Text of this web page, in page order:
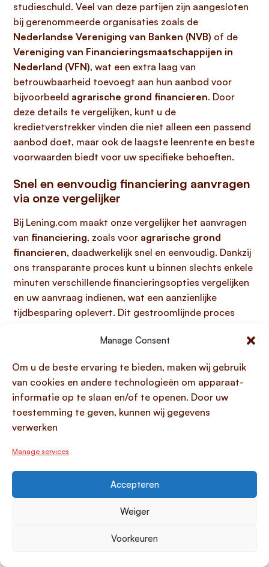
Manage Consent
Om u de beste ervaring te bieden, maken wij gebruik
van cookies en andere technologieën om apparaat-
informatie op te slaan en/of te openen. Door uw
toestemming te geven, kunnen wij gegevens
verwerken
Manage services
Accepteren
Weiger
Voorkeuren
studieschuld. Veel van deze partijen zijn aangesloten
bij gerenommeerde organisaties zoals de
Nederlandse Vereniging van Banken (NVB) of de
Vereniging van Financieringsmaatschappijen in
Nederland (VFN), wat een extra laag van
betrouwbaarheid toevoegt aan hun aanbod voor
bijvoorbeeld agrarische grond financieren. Door
deze details te vergelijken, kunt u de
kredietverstrekker vinden die niet alleen een passend
aanbod doet, maar ook de laagste leenrente en beste
voorwaarden biedt voor uw specifieke behoeften.
Snel en eenvoudig financiering aanvragen
via onze vergelijker
Bij Lening.com maakt onze vergelijker het aanvragen
van financiering, zoals voor agrarische grond
financieren, daadwerkelijk snel en eenvoudig. Dankzij
ons transparante proces kunt u binnen slechts enkele
minuten verschillende financieringsopties vergelijken
en uw aanvraag indienen, wat een aanzienlijke
tijdbesparing oplevert. Dit gestroomlijnde proces
direct een helder overzicht van de mogelijkheden. Zo
lening voor uw agrarische onderneming vinden zonder
onnodige complexe stappen.
Veelgestelde vragen over
Wat is de maximale financiering voor
agrarische grond?
financieren van agrarische grond
van de landbouwgrond vaak